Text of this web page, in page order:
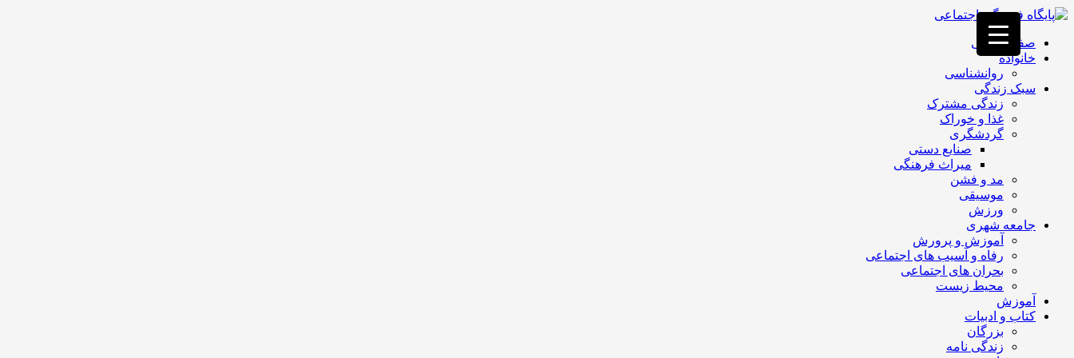
فصد
غرب
تهران
خشکشویی
تصفیه
تهران
صفحه اصلی
خانواده
روانشناسی
سبک زندگی
زندگی مشترک
غذا و خوراک
گردشگری
صنایع دستی
میراث فرهنگی
مد و فشن
موسیقی
ورزش
جامعه شهری
آموزش و پرورش
رفاه و آسیب های اجتماعی
بحران های اجتماعی
محیط زیست
آموزش
کتاب و ادبیات
بزرگان
زندگی نامه